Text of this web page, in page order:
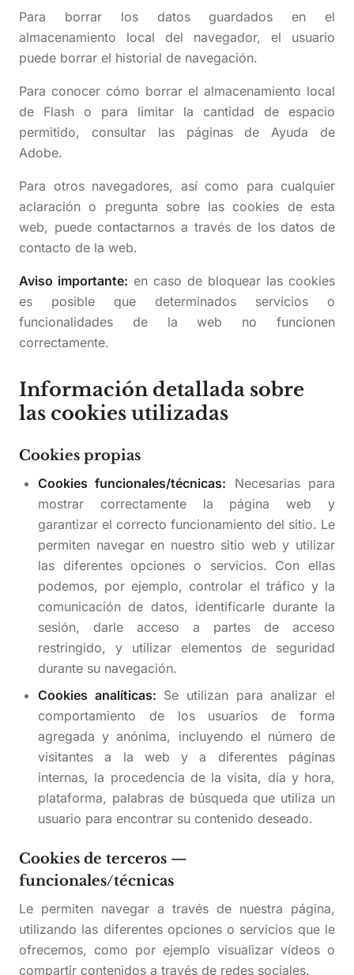
Para borrar los datos guardados en el
almacenamiento local del navegador, el usuario
puede borrar el historial de navegación.
Para conocer cómo borrar el almacenamiento local
de Flash o para limitar la cantidad de espacio
permitido, consultar las páginas de Ayuda de
Adobe.
Para otros navegadores, así como para cualquier
aclaración o pregunta sobre las cookies de esta
web, puede contactarnos a través de los datos de
contacto de la web.
Aviso importante: en caso de bloquear las cookies
es posible que determinados servicios o
funcionalidades de la web no funcionen
correctamente.
Información detallada sobre
las cookies utilizadas
Cookies propias
Cookies funcionales/técnicas: Necesarias para
mostrar correctamente la página web y
garantizar el correcto funcionamiento del sitio. Le
permiten navegar en nuestro sitio web y utilizar
las diferentes opciones o servicios. Con ellas
podemos, por ejemplo, controlar el tráfico y la
comunicación de datos, identificarle durante la
sesión, darle acceso a partes de acceso
restringido, y utilizar elementos de seguridad
durante su navegación.
Cookies analíticas: Se utilizan para analizar el
comportamiento de los usuarios de forma
agregada y anónima, incluyendo el número de
visitantes a la web y a diferentes páginas
internas, la procedencia de la visita, día y hora,
plataforma, palabras de búsqueda que utiliza un
usuario para encontrar su contenido deseado.
Cookies de terceros —
funcionales/técnicas
Le permiten navegar a través de nuestra página,
utilizando las diferentes opciones o servicios que le
ofrecemos, como por ejemplo visualizar vídeos o
compartir contenidos a través de redes sociales.